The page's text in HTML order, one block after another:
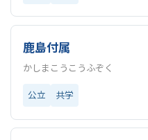
鹿島付属
かしまこうこうふぞく
公立 共学